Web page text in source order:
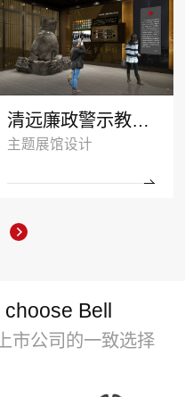
清远廉政警示教育基地多媒体展厅设计
主题展馆设计
Bell
公司的一致选择